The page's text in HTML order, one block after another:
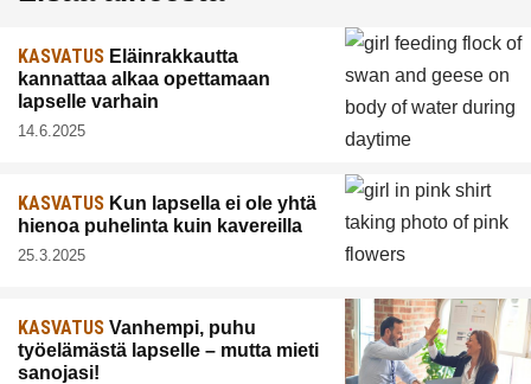
KASVATUS Eläinrakkautta
kannattaa alkaa opettamaan
lapselle varhain
14.6.2025
KASVATUS Kun lapsella ei ole yhtä
hienoa puhelinta kuin kavereilla
25.3.2025
KASVATUS Vanhempi, puhu
työelämästä lapselle – mutta mieti
sanojasi!